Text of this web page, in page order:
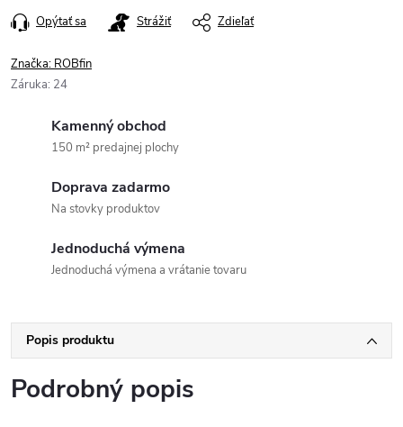
Opýtať sa Strážiť Zdieľať
Značka: ROBfin
Záruka: 24
Kamenný obchod
150 m² predajnej plochy
Doprava zadarmo
Na stovky produktov
Jednoduchá výmena
Jednoduchá výmena a vrátanie tovaru
Popis produktu
Podrobný popis